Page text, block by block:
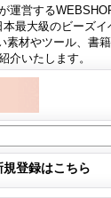
運営する
最大級のビーズイ
素材やツール、書
介いたします。
規登録はこちら